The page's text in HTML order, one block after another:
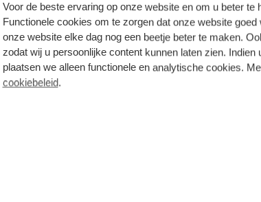
Voor de beste ervaring op onze website en om u beter te
Functionele cookies om te zorgen dat onze website
onze website elke dag nog een beetje beter te maken.
zodat wij u persoonlijke content kunnen laten zien. Indien
plaatsen we alleen functionele en analytische cookies.
cookiebeleid.